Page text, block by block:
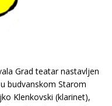
Grad teatar nastavljen
budvanskom Starom
Klenkovski (klarinet),